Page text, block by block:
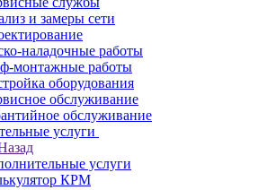
и замеры сети
наладочные работы
монтажные работы
оборудования
обслуживание
обслуживание
услуги
услуги
КРМ